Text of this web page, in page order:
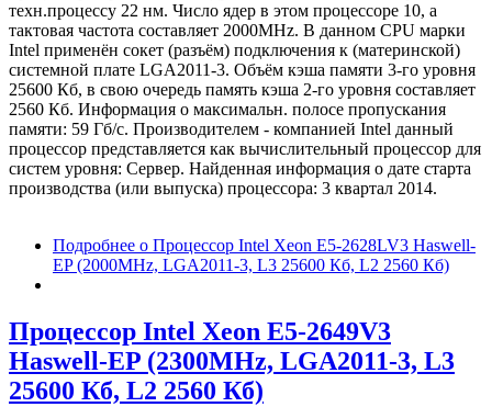
техн.процессу 22 нм. Число ядер в этом процессоре 10, а
тактовая частота составляет 2000MHz. В данном CPU марки
Intel применён сокет (разъём) подключения к (материнской)
системной плате LGA2011-3. Объём кэша памяти 3-го уровня
25600 Кб, в свою очередь память кэша 2-го уровня составляет
2560 Кб. Информация о максимальн. полосе пропускания
памяти: 59 Гб/с. Производителем - компанией Intel данный
процессор представляется как вычислительный процессор для
систем уровня: Сервер. Найденная информация о дате старта
производства (или выпуска) процессора: 3 квартал 2014.
Подробнее о Процессор Intel Xeon E5-2628LV3 Haswell-
EP (2000MHz, LGA2011-3, L3 25600 Кб, L2 2560 Кб)
Процессор Intel Xeon E5-2649V3
Haswell-EP (2300MHz, LGA2011-3, L3
25600 Кб, L2 2560 Кб)